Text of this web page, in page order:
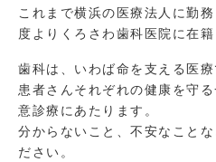
これまで横浜の医療法人に勤
度よりくろさわ歯科医院に在籍
歯科は、いわば命を支える医
患者さんそれぞれの健康を守
意診療にあたります。
分からないこと、不安なこと
ださい。